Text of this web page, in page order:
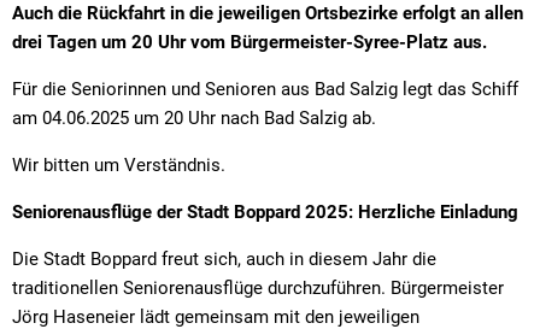
Auch die Rückfahrt in die jeweiligen Ortsbezirke erfolgt an allen
drei Tagen um 20 Uhr vom Bürgermeister-Syree-Platz aus.
Für die Seniorinnen und Senioren aus Bad Salzig legt das Schiff
am 04.06.2025 um 20 Uhr nach Bad Salzig ab.
Wir bitten um Verständnis.
Seniorenausflüge der Stadt Boppard 2025: Herzliche Einladung
Die Stadt Boppard freut sich, auch in diesem Jahr die
traditionellen Seniorenausflüge durchzuführen. Bürgermeister
Jörg Haseneier lädt gemeinsam mit den jeweiligen